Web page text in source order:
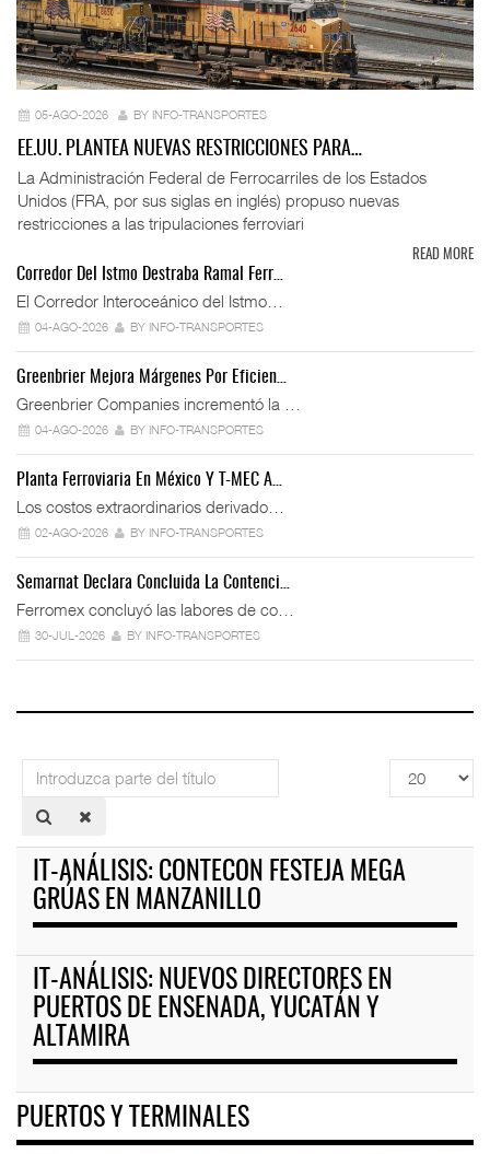
05-AGO-2026 BY INFO-TRANSPORTES
EE.UU. PLANTEA NUEVAS RESTRICCIONES PARA…
La Administración Federal de Ferrocarriles de los Estados
Unidos (FRA, por sus siglas en inglés) propuso nuevas
restricciones a las tripulaciones ferroviari
READ MORE
Corredor Del Istmo Destraba Ramal Ferr…
El Corredor Interoceánico del Istmo…
04-AGO-2026 BY INFO-TRANSPORTES
Greenbrier Mejora Márgenes Por Eficien…
Greenbrier Companies incrementó la …
04-AGO-2026 BY INFO-TRANSPORTES
Planta Ferroviaria En México Y T-MEC A…
Los costos extraordinarios derivado…
02-AGO-2026 BY INFO-TRANSPORTES
Semarnat Declara Concluida La Contenci…
Ferromex concluyó las labores de co…
30-JUL-2026 BY INFO-TRANSPORTES
Introduzca
parte
del
Cantidad
a
IT-ANÁLISIS: CONTECON FESTEJA MEGA
GRÚAS EN MANZANILLO
IT-ANÁLISIS: NUEVOS DIRECTORES EN
PUERTOS DE ENSENADA, YUCATÁN Y
ALTAMIRA
PUERTOS Y TERMINALES